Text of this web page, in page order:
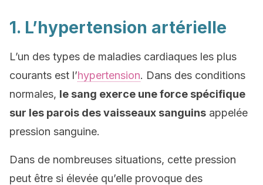
1. L’hypertension artérielle
L’un des types de maladies cardiaques les plus
courants est l’hypertension. Dans des conditions
normales, le sang exerce une force spécifique
sur les parois des vaisseaux sanguins appelée
pression sanguine.
Dans de nombreuses situations, cette pression
peut être si élevée qu’elle provoque des